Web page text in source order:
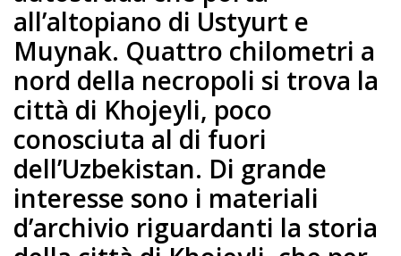
all’altopiano di Ustyurt e
Muynak. Quattro chilometri a
nord della necropoli si trova la
città di Khojeyli, poco
conosciuta al di fuori
dell’Uzbekistan. Di grande
interesse sono i materiali
d’archivio riguardanti la storia